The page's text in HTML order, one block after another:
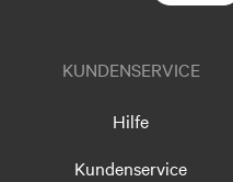
KUNDENSERVICE
Hilfe
Kundenservice